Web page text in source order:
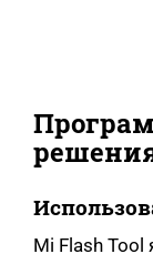
Mi Flash